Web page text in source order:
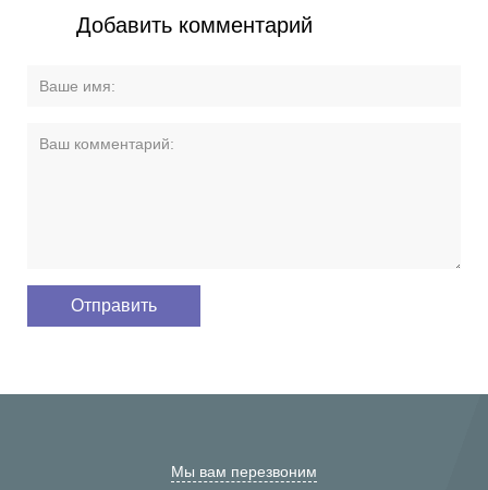
Добавить комментарий
Мы вам перезвоним